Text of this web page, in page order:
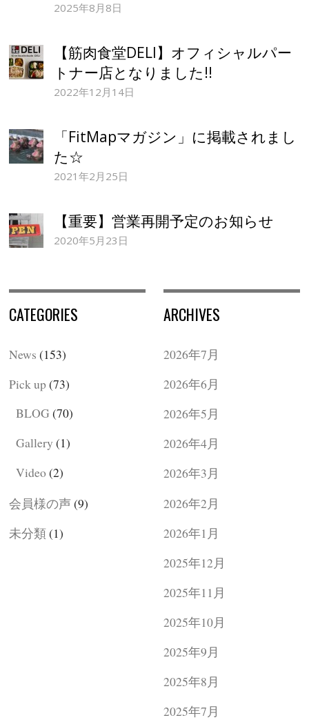
2025年8月8日
【筋肉食堂DELI】オフィシャルパー
トナー店となりました!!
2022年12月14日
「FitMapマガジン」に掲載されまし
た☆
2021年2月25日
【重要】営業再開予定のお知らせ
2020年5月23日
CATEGORIES
News (153)
Pick up(73)
BLOG (70)
Gallery (1)
Video(2)
会員様の声(9)
未分類 (1)
ARCHIVES
2026年7月
2026年6月
2026年5月
2026年4月
2026年3月
2026年2月
2026年1月
2025年12月
2025年11月
2025年10月
2025年9月
2025年8月
2025年7月